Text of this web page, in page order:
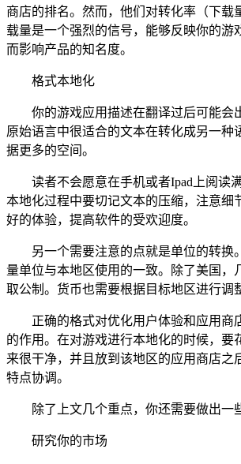
商店的排名。然而，他们对转化率（下载
载量是一个强烈的信号，能够反映你的游
而影响产品的知名度。
格式本地化
你的游戏应用描述在翻译过后可能会
原始语言中很适合的文本在转化成另一种
据更多的空间。
读者不会愿意在手机或者Ipad上阅读
本地化过程中要切记文本的压缩，注意细
好的体验，提高软件的受欢迎度。
另一个需要注意的点就是单位的转换
量单位与本地区使用的一致。除了美国，
取公制。货币也需要根据目标地区进行调
正确的格式对优化用户体验和应用商
的作用。在对游戏进行本地化的时候，要
来很干净，并且放到该地区的应用商店之
特点协调。
除了上文几个重点，你还需要做出一
研究你的市场